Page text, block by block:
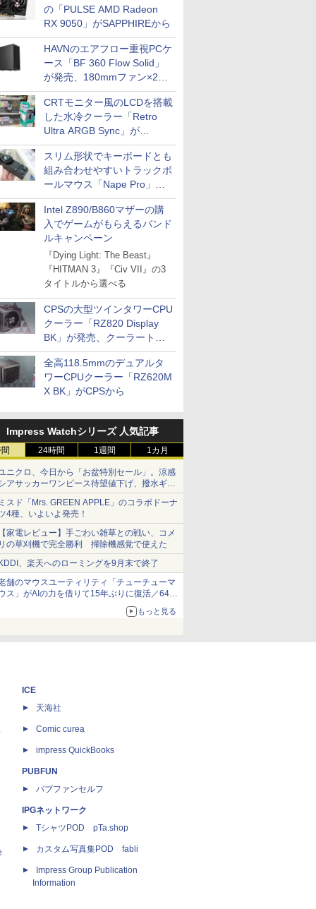
の「PULSE AMD Radeon
RX 9050」がSAPPHIREから
HAVNのエアフロー重視PCケ
ース「BF 360 Flow Solid」
が発売、180mmファン×2搭
載
CRTモニター風のLCDを搭載
した水冷クーラー「Retro
Ultra ARGB Sync」が
Thermaltakeから
スリム形状でキーボードとも
組み合わせやすいトラックボ
ールマウス「Nape Pro」が
Keychronから
Intel Z890/B860マザーの購
入でゲームがもらえるバンド
ルキャンペーン
『Dying Light: The Beast』
『HITMAN 3』『Civ VII』の3
タイトルから選べる
CPSの大型ツインタワーCPU
クーラー「RZ820 Display
BK」が発売、クーラートッ
プに5インチ液晶搭載
全高118.5mmのデュアルタ
ワーCPUクーラー「RZ620M
X BK」がCPSから
Impress Watchシリーズ 人気記事
24時間 1週間 1カ月
ニクロ、今日から「お盆特別セール」。涼感
アサッカーワンピース待望値下げ、撥水ギア
ョーツは1990円に
スド「Mrs. GREEN APPLE」のコラボドーナ
4種、いよいよ発売！
家電レビュー】手ごわい雑草との戦い、コメ
の草刈機で完全勝利 掃除機感覚で使えた
、楽天へのローミングを9月末で終了
舗のマウスユーティリティ「チューチューマ
ス」がAIの力を借りて15年ぶりに復活／64bit
、Windows 10/11、「Chrome」も走り回
。復活記念で2026年末まで500円
もっと見る
ICE
天海社
Comic curea
impress QuickBooks
PUBFUN
パブファンセルフ
IPGネットワーク
TシャツPOD pTa.shop
カスタム写真集POD fabli
Impress Group Publication
Information